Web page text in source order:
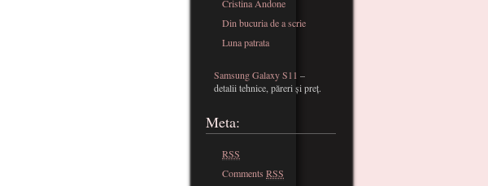
Cristina Andone
Din bucuria de a scrie
Luna patrata
Samsung Galaxy S11 –
detalii tehnice, păreri și preț.
Meta:
RSS
Comments RSS